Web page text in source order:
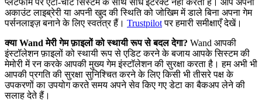
अकाउंट लाइब्रेरी या अपनी खुद की स्थिति को जोखिम में डाले बिना अपना गेम
पर्सनलाइज़ बनाने के लिए स्वतंत्र हैं। Trustpilotपर हमारी समीक्षाएँ देखें।
क्या Wand मेरी गेम फ़ाइलों को स्थायी रूप से बदल देगा? Wand आपकी
इंस्टॉलेशन फ़ाइलों को स्थायी रूप से एडिट करने के बजाय आपके सिस्टम की
मेमोरी में रन करके आपकी मुख्य गेम इंस्टॉलेशन की सुरक्षा करता है। हम अभी भी
आपकी प्रगति की सुरक्षा सुनिश्चित करने के लिए किसी भी तीसरे पक्ष के
उपकरणों का उपयोग करते समय अपने सेव किए गए डेटा का बैकअप लेने की
सलाह देते हैं।